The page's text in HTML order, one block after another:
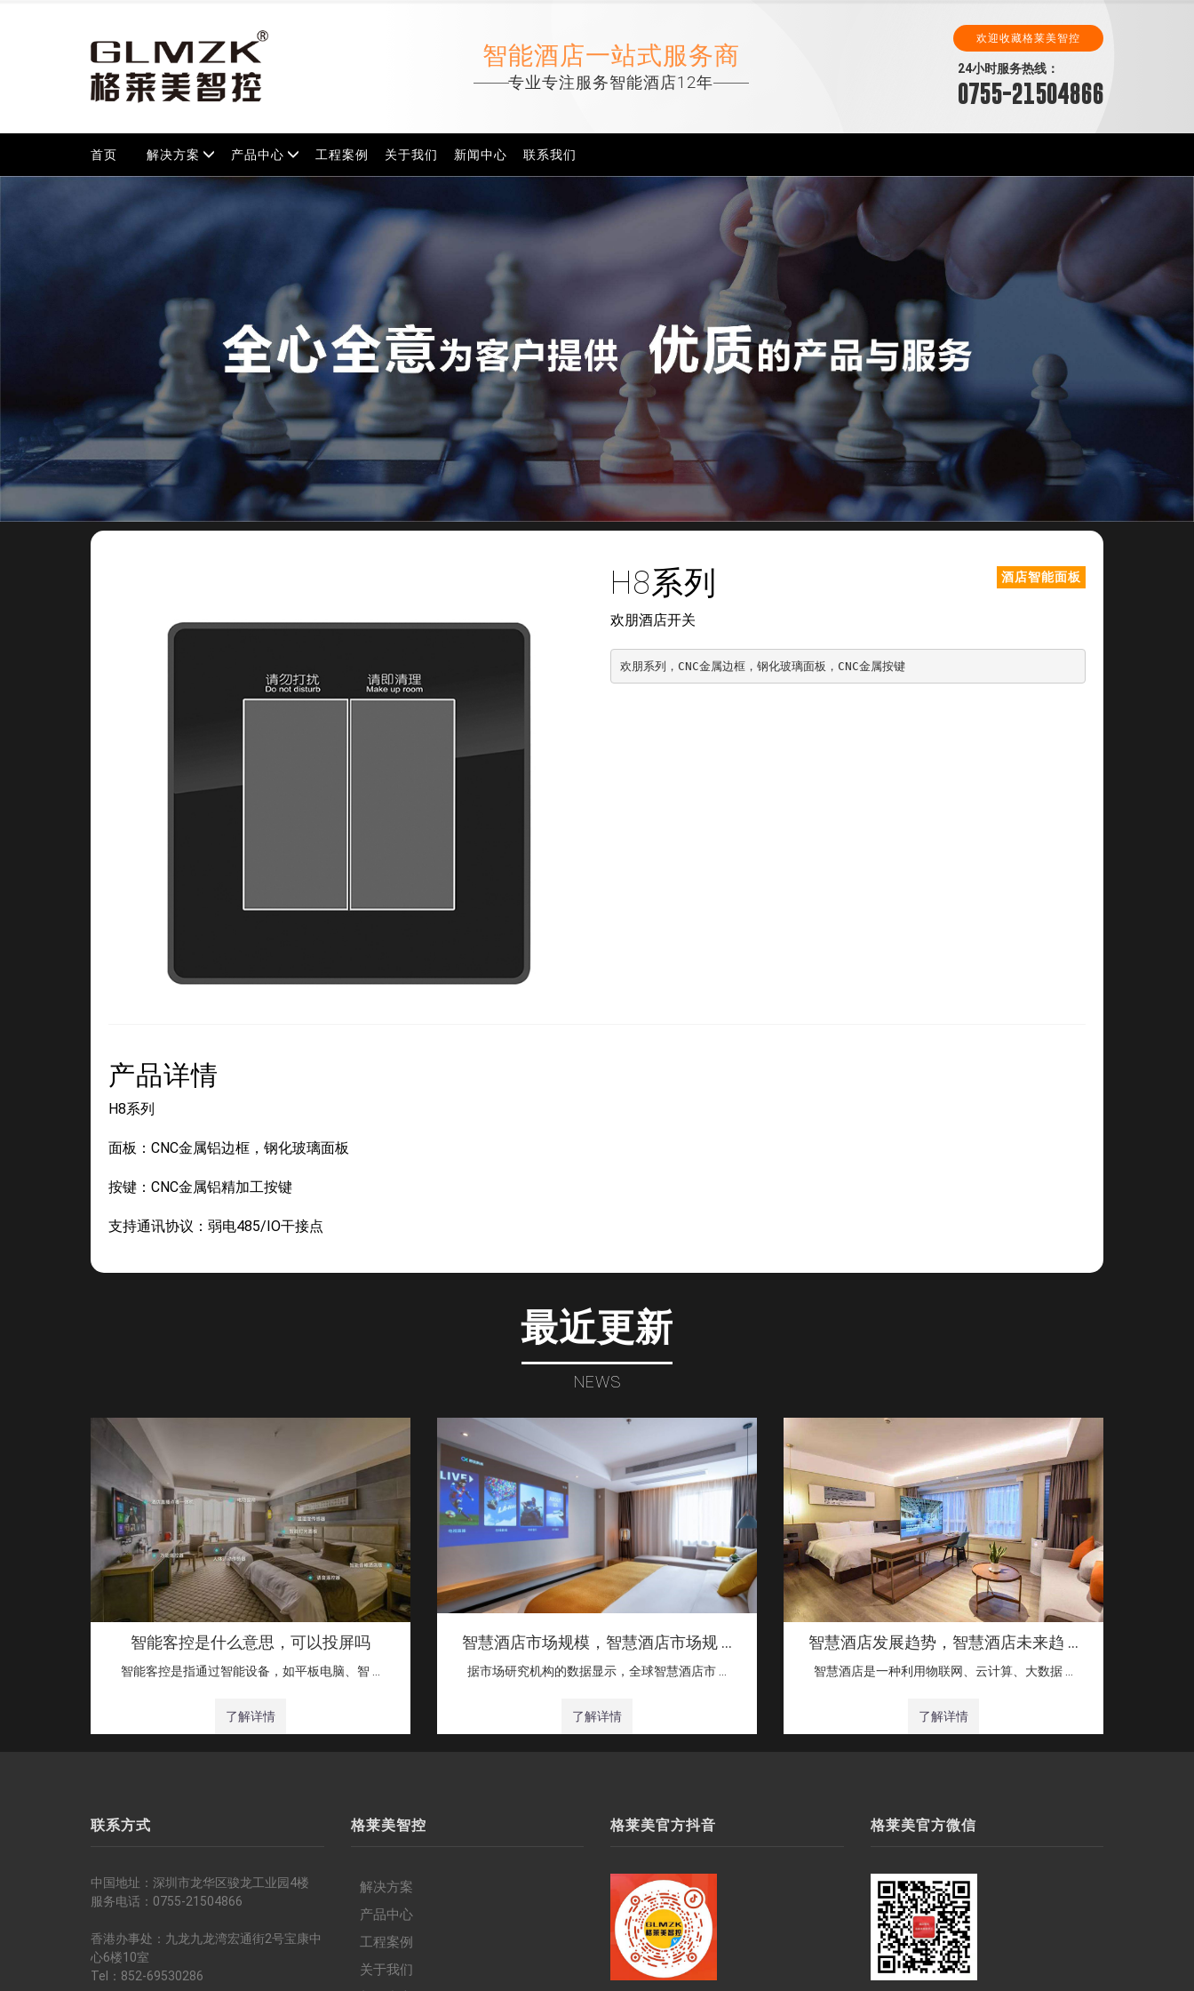
智能酒店一站式服务商
专业专注服务智能酒店12年
欢迎收藏格莱美智控
24小时服务热线：
0755-21504866
首页 解决方案 产品中心 工程案例 关于我们 新闻中心 联系我们
酒店智能面板
H8系列
欢朋酒店开关
欢朋系列，CNC金属边框，钢化玻璃面板，CNC金属按键
产品详情
H8系列
面板：CNC金属铝边框，钢化玻璃面板
按键：CNC金属铝精加工按键
支持通讯协议：弱电485/IO干接点
最近更新
NEWS
智能客控是什么意思，可以投屏吗
智能客控是指通过智能设备，如平板电脑、智 …
了解详情
智慧酒店市场规模，智慧酒店市场规 …
据市场研究机构的数据显示，全球智慧酒店市 …
了解详情
智慧酒店发展趋势，智慧酒店未来趋 …
智慧酒店是一种利用物联网、云计算、大数据 …
了解详情
联系方式
中国地址：深圳市龙华区骏龙工业园4楼
服务电话：0755-21504866
香港办事处：九龙九龙湾宏通街2号宝康中
心6楼10室
Tel：852-69530286
格莱美智控
解决方案
产品中心
工程案例
关于我们
格莱美官方抖音 格莱美官方微信